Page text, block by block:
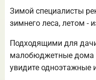
Зимой специалисты
зимнего леса, летом -
Подходящими для
малобюджетные дома
увидите одноэтажные